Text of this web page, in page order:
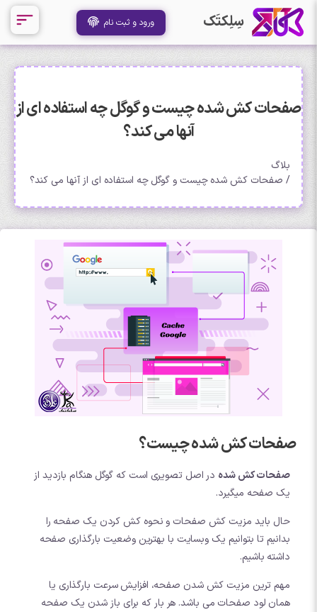
سِلِکتَک ورود و ثبت نام
صفحات کش شده چیست و گوگل چه استفاده ای از
آنها می کند؟
بلاگ
صفحات کش شده چیست و گوگل چه استفاده ای از آنها می کند؟
صفحات کش شده چیست؟
صفحات کش شده در اصل تصویری است که گوگل هنگام بازدید از
یک صفحه میگیرد.
حال باید مزیت کش صفحات و نحوه کش کردن یک صفحه را
بدانیم تا بتوانیم یک وبسایت با بهترین وضعیت بارگذاری صفحه
داشته باشیم.
مهم ترین مزیت کش شدن صفحه، افزایش سرعت بارگذاری یا
همان لود صفحات می باشد. هر بار که برای باز شدن یک صفحه